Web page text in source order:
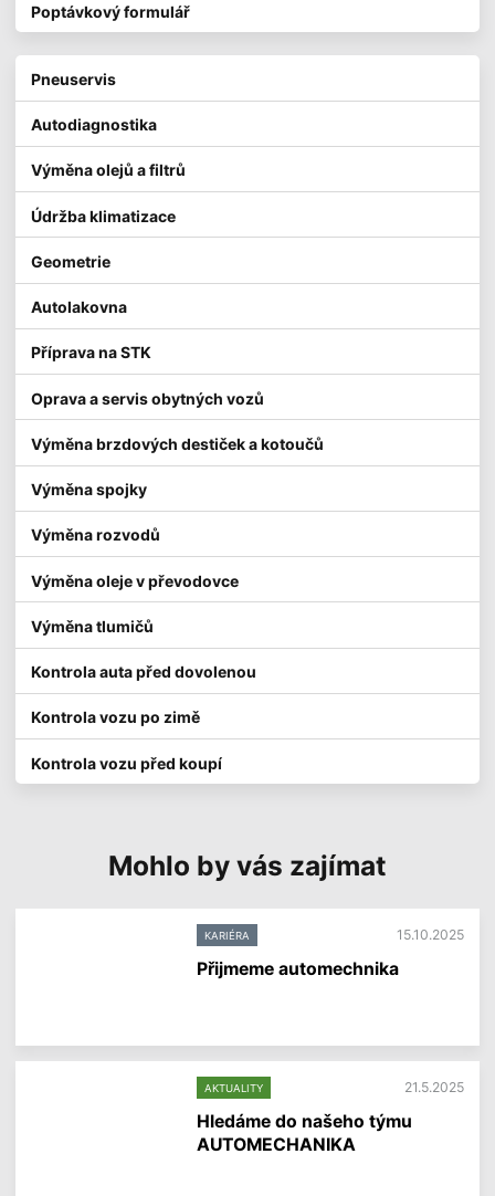
Pneuservis
Autodiagnostika
Výměna olejů a filtrů
Údržba klimatizace
Geometrie
Autolakovna
Příprava na STK
Oprava a servis obytných vozů
Výměna brzdových destiček a kotoučů
Výměna spojky
Výměna rozvodů
Výměna oleje v převodovce
Výměna tlumičů
Kontrola auta před dovolenou
Kontrola vozu po zimě
Kontrola vozu před koupí
Poptávkový formulář
Mohlo by vás zajímat
KARIÉRA 15.10.2025
Přijmeme automechnika
i
n
o
r
AKTUALITY 21.5.2025
Hledáme do našeho týmu
AUTOMECHANIKA